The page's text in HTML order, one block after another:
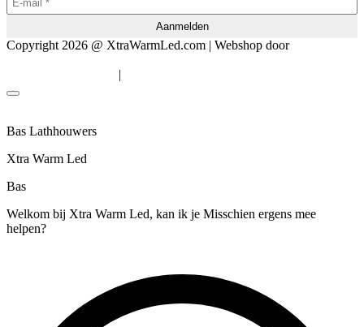
Copyright 2026 @ XtraWarmLed.com | Webshop door
|
Bas Lathhouwers
Xtra Warm Led
Bas
Welkom bij Xtra Warm Led, kan ik je Misschien ergens mee
helpen?